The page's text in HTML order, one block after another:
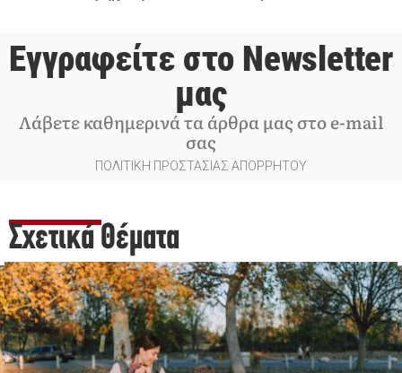
Εγγραφείτε στο Newsletter
μας
Λάβετε καθημερινά τα άρθρα μας στο e-mail
σας
ΠΟΛΙΤΙΚΗ ΠΡΟΣΤΑΣΙΑΣ ΑΠΟΡΡΗΤΟΥ
Σχετικά Θέματα